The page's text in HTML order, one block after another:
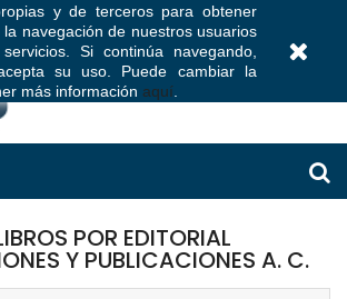
y de terceros para obtener
navegación de nuestros usuarios
Si continúa navegando,
su uso. Puede cambiar la
más información aquí
POR EDITORIAL
Y PUBLICACIONES A. C.